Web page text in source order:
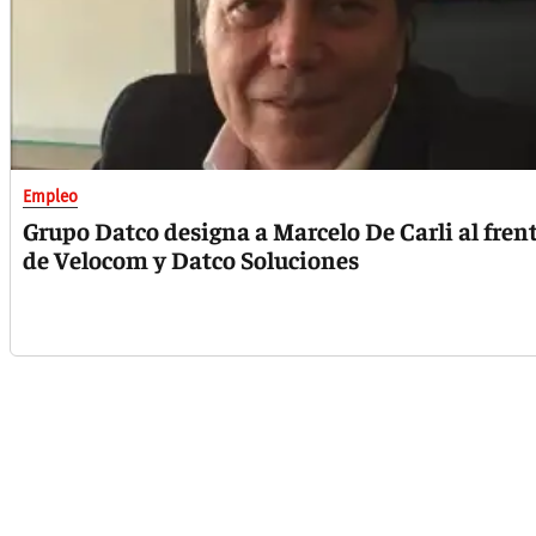
Empleo
Grupo Datco designa a Marcelo De Carli al
de Velocom y Datco Soluciones